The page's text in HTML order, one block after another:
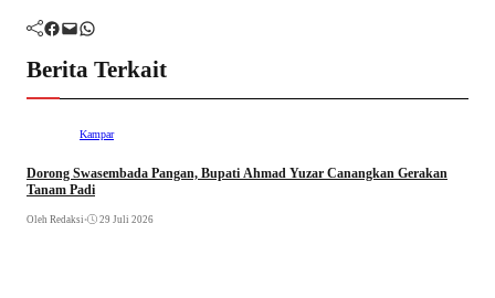
Facebook Mail WhatsApp
Berita Terkait
Kampar
Dorong Swasembada Pangan, Bupati Ahmad Yuzar Canangkan Gerakan
Tanam Padi
Oleh Redaksi • 29 Juli 2026